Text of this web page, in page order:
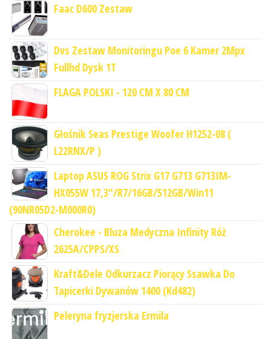
Faac D600 Zestaw
Dvs Zestaw Monitoringu Poe 6 Kamer 2Mpx
Fullhd Dysk 1T
FLAGA POLSKI - 120 CM X 80 CM
Głośnik Seas Prestige Woofer H1252-08 (
L22RNX/P )
Laptop ASUS ROG Strix G17 G713 G713IM-
HX055W 17,3"/R7/16GB/512GB/Win11
(90NR05D2-M000R0)
Cherokee - Bluza Medyczna Infinity Róż
2625A/CPPS/XS
Kraft&Dele Odkurzacz Piorący Ssawka Do
Tapicerki Dywanów 1400 (Kd482)
Peleryna fryzjerska Ermila